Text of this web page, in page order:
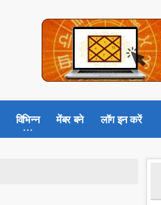
विभिन्न मेंबर बने लॉग इन करें